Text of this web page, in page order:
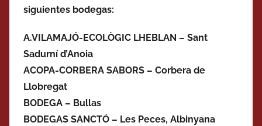
siguientes bodegas:
A.VILAMAJÓ-ECOLÒGIC LHEBLAN – Sant
Sadurní d’Anoia
ACOPA-CORBERA SABORS – Corbera de
Llobregat
BODEGA – Bullas
BODEGAS SANCTÓ – Les Peces, Albinyana